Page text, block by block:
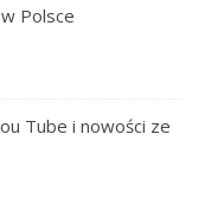
Polsce
Tube i nowości ze